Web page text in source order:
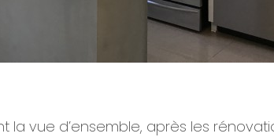
la vue d’ensemble, après les